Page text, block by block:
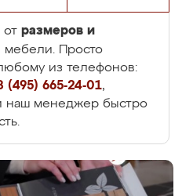
от размеров и
мебели. Просто
из телефонов:
(495) 665-24-01,
наш менеджер быстро